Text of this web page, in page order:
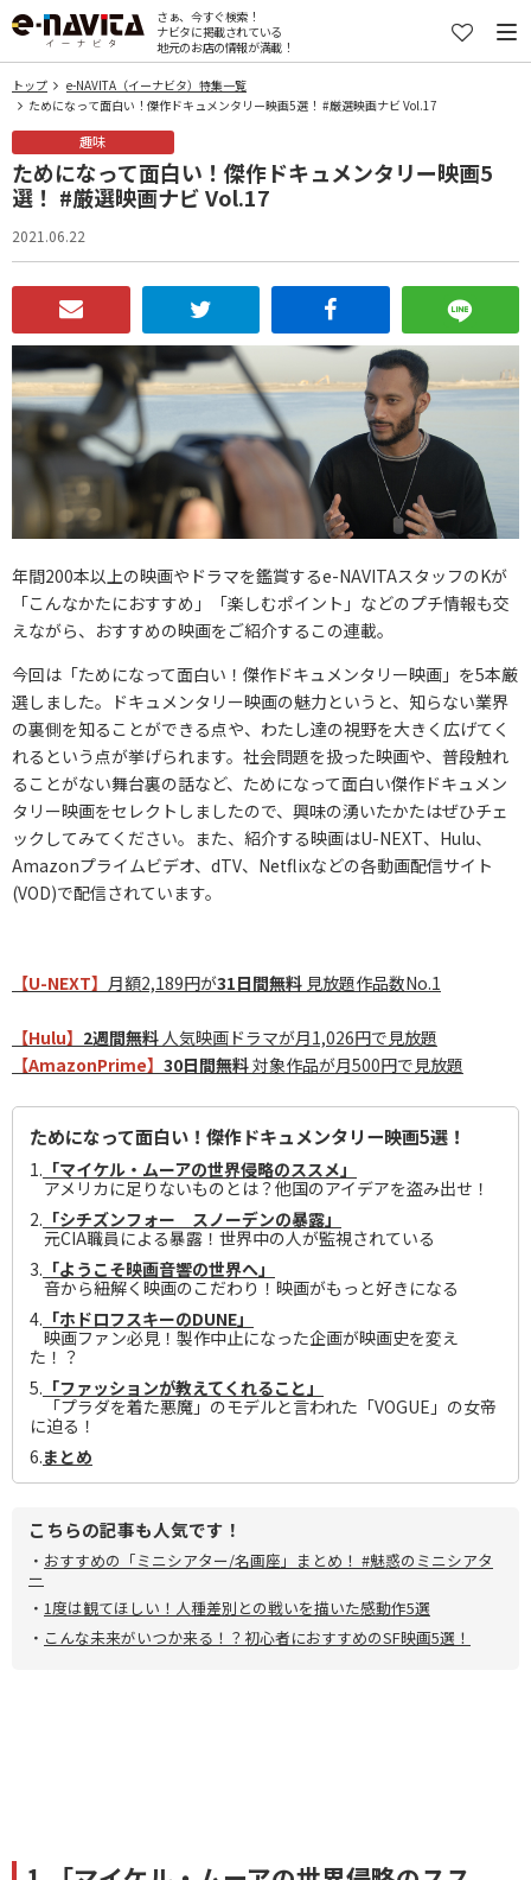
さぁ、今すぐ検索！
ナビタに掲載されている
地元のお店の情報が満載！
トップ
e-NAVITA（イーナビタ）特集一覧
ためになって面白い！傑作ドキュメンタリー映画5選！ #厳選映画ナビ Vol.17
趣味
ためになって面白い！傑作ドキュメンタリー映画5
選！ #厳選映画ナビ Vol.17
2021.06.22
年間200本以上の映画やドラマを鑑賞するe-NAVITAスタッフのKが
「こんなかたにおすすめ」「楽しむポイント」などのプチ情報も交
えながら、おすすめの映画をご紹介するこの連載。
今回は「ためになって面白い！傑作ドキュメンタリー映画」を5本厳
選しました。ドキュメンタリー映画の魅力というと、知らない業界
の裏側を知ることができる点や、わたし達の視野を大きく広げてく
れるという点が挙げられます。社会問題を扱った映画や、普段触れ
ることがない舞台裏の話など、ためになって面白い傑作ドキュメン
タリー映画をセレクトしましたので、興味の湧いたかたはぜひチェ
ックしてみてください。また、紹介する映画はU-NEXT、Hulu、
Amazonプライムビデオ、dTV、Netflixなどの各動画配信サイト
(VOD)で配信されています。
【U-NEXT】 月額2,189円が31日間無料 見放題作品数No.1
【Hulu】 2週間無料人気映画ドラマが月1,026円で見放題
【AmazonPrime】 30日間無料対象作品が月500円で見放題
ためになって面白い！傑作ドキュメンタリー映画5選！
1. 「マイケル・ムーアの世界侵略のススメ」
アメリカに足りないものとは？他国のアイデアを盗み出せ！
2. 「シチズンフォー スノーデンの暴露」
元CIA職員による暴露！世界中の人が監視されている
3. 「ようこそ映画音響の世界へ」
音から紐解く映画のこだわり！映画がもっと好きになる
4. 「ホドロフスキーのDUNE」
映画ファン必見！製作中止になった企画が映画史を変え
た！？
5. 「ファッションが教えてくれること」
「プラダを着た悪魔」のモデルと言われた「VOGUE」の女帝
に迫る！
6.まとめ
こちらの記事も人気です！
・ おすすめの「ミニシアター/名画座」まとめ！ #魅惑のミニシアタ
ー
・ 1度は観てほしい！人種差別との戦いを描いた感動作5選
・ こんな未来がいつか来る！？初心者におすすめのSF映画5選！